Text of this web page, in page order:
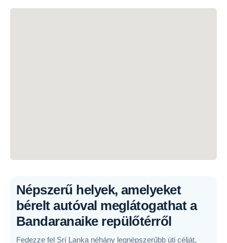
Népszerű helyek, amelyeket
bérelt autóval meglátogathat a
Bandaranaike repülőtérről
Fedezze fel Srí Lanka néhány legnépszerűbb úti célját,